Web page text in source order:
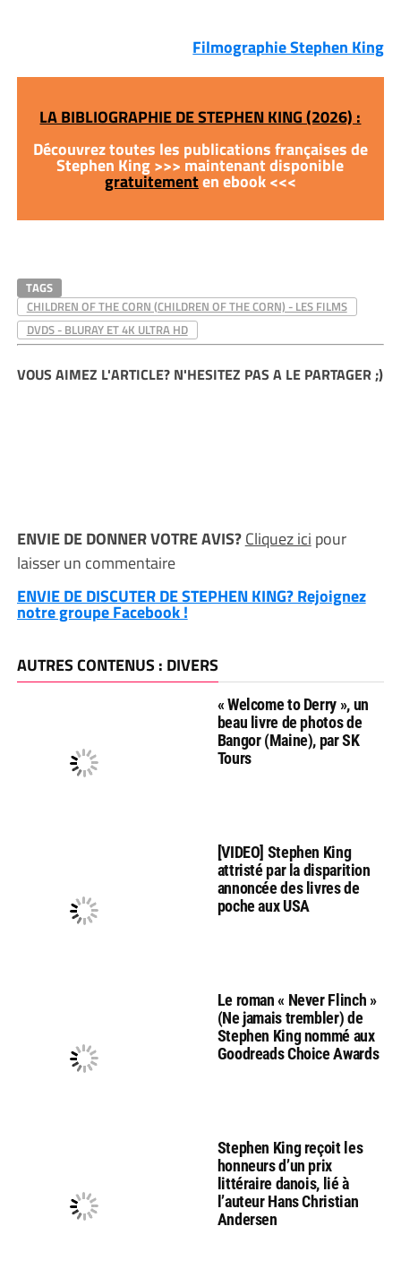
Filmographie Stephen King
LA BIBLIOGRAPHIE DE STEPHEN KING (2026) :
Découvrez toutes les publications françaises de
Stephen King >>> maintenant disponible
gratuitementen ebook <<<
TAGS
CHILDREN OF THE CORN (CHILDREN OF THE CORN) - LES FILMS
DVDS - BLURAY ET 4K ULTRA HD
VOUS AIMEZ L'ARTICLE? N'HESITEZ PAS A LE PARTAGER ;)
ENVIE DE DONNER VOTRE AVIS?Cliquez ici pour
laisser un commentaire
ENVIE DE DISCUTER DE STEPHEN KING? Rejoignez
notre groupe Facebook !
AUTRES CONTENUS : DIVERS
« Welcome to Derry », un
beau livre de photos de
Bangor (Maine), par SK
Tours
[VIDEO] Stephen King
attristé par la disparition
annoncée des livres de
poche aux USA
Le roman « Never Flinch »
(Ne jamais trembler) de
Stephen King nommé aux
Goodreads Choice Awards
Stephen King reçoit les
honneurs d’un prix
littéraire danois, lié à
l’auteur Hans Christian
Andersen